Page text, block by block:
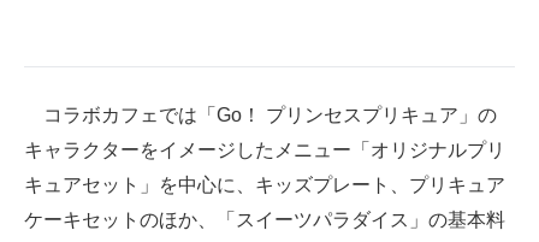
建設×テクノロジーの最前線
ちょっと気になるネットの話題
コラボカフェでは「Go！ プリンセスプリキュア」の
キャラクターをイメージしたメニュー「オリジナルプリ
キュアセット」を中心に、キッズプレート、プリキュア
ケーキセットのほか、「スイーツパラダイス」の基本料